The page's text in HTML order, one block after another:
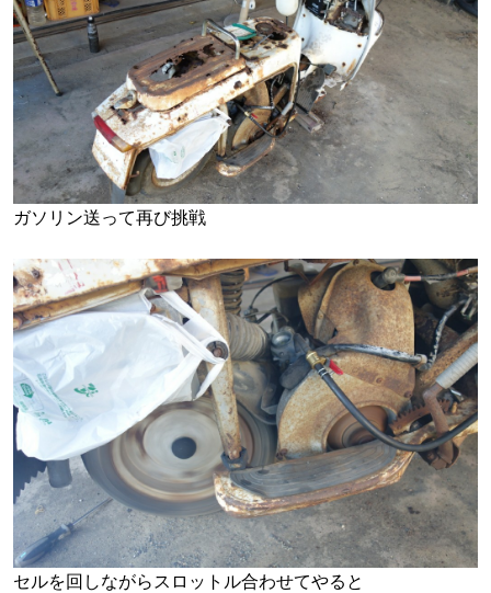
ガソリン送って再び挑戦
セルを回しながらスロットル合わせてやると